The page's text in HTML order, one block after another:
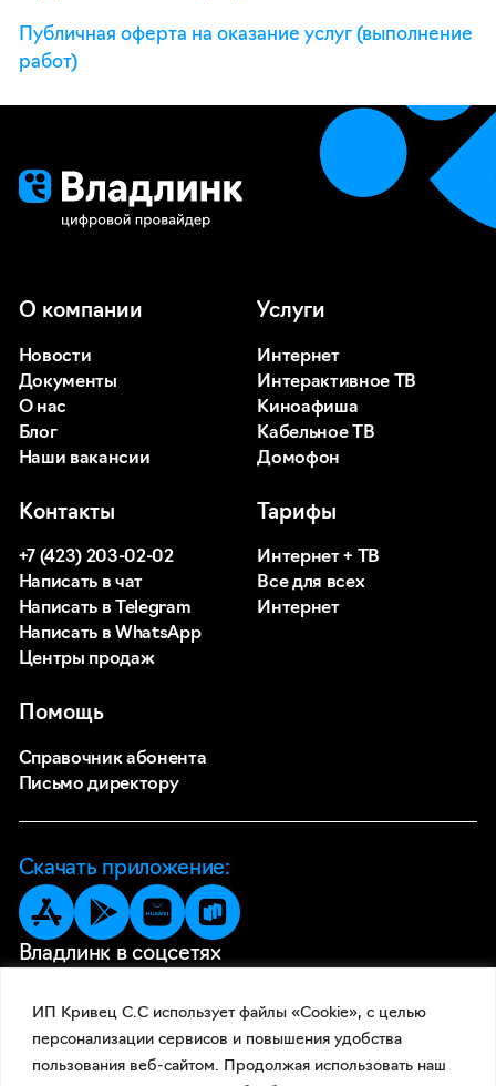
ИП Кривец С.С использует файлы «Cookie», с целью
персонализации сервисов и повышения удобства
пользования веб-сайтом. Продолжая использовать наш
Публичная оферта на оказание услуг (выполнение
работ)
О компании
Новости
Документы
О нас
Блог
Наши вакансии
Услуги
Интернет
Интерактивное ТВ
Киноафиша
Кабельное ТВ
Домофон
Помощь
Справочник абонента
Письмо директору
Тарифы
Интернет + ТВ
Все для всех
Интернет
Контакты
+7 (423) 203-02-02
Написать в чат
Написать в Telegram
Написать в WhatsApp
Центры продаж
Скачать приложение:
Владлинк в соцсетях